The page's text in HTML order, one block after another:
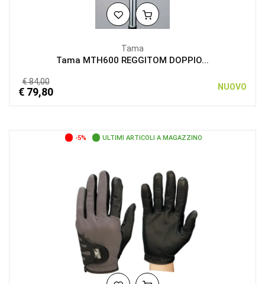
Tama
Tama MTH600 REGGITOM DOPPIO...
€ 84,00
€ 79,80 NUOVO
-5% ULTIMI ARTICOLI A MAGAZZINO